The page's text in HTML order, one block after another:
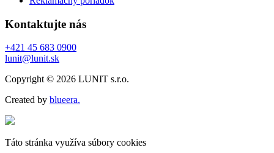
Kontaktujte nás
+421 45 683 0900
lunit@lunit.sk
Copyright © 2026 LUNIT s.r.o.
Created by blueera.
Táto stránka využíva súbory cookies